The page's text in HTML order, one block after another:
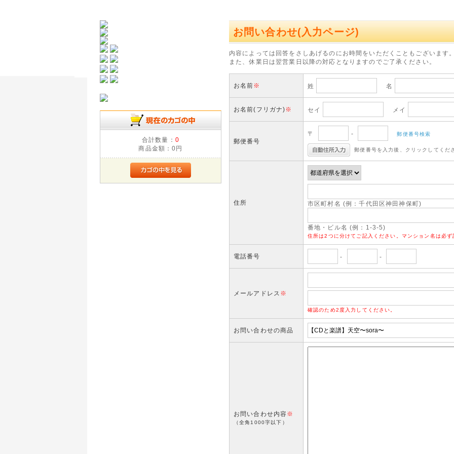
合計数量： 0
商品金額：0円
お問い合わせ(入力ページ)
内容によっては回答をさしあげるのにお時間をいただくこともございます。
また、休業日は翌営業日以降の対応となりますのでご了承ください。
お名前※ 姓 名
お名前(フリガナ)※ セイ メイ
郵便番号
〒 - 郵便番号検索
郵便番号を入力後、クリックしてくだ
住所 市区町村名 (例：千代田区神田神保町)
番地・ビル名 (例：1-3-5)
住所は2つに分けてご記入ください。マンション名は必ず
電話番号 - -
メールアドレス ※
確認のため2度入力してください。
お問い合わせの商品
お問い合わせ内容※
（全角1000字以下）